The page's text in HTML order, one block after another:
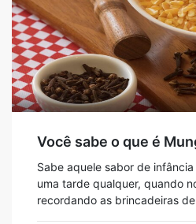
Você sabe o que é
Sabe aquele sabor de
uma tarde qualquer, quando
recordando as brincadeiras